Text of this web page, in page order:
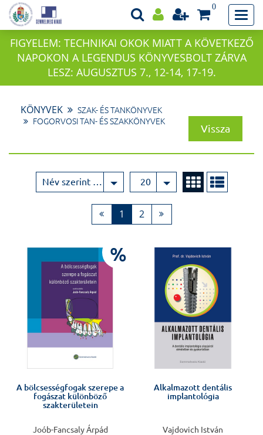
0
FIGYELEM: TECHNIKAI OKOK MIATT A KÖVETKEZŐ
NAPOKON A LEGENDUS KÖNYVESBOLT ZÁRVA
LESZ: AUGUSZTUS 7., 12-14, 17-19.
KÖNYVEK
SZAK- ÉS TANKÖNYVEK
FOGORVOSI TAN- ÉS SZAKKÖNYVEK
Vissza
Név szerint növekvő 20
1 2
%
A bölcsességfogak szerepe a
fogászat különböző
szakterületein
Joób-Fancsaly Árpád
Alkalmazott dentális
implantológia
Vajdovich István